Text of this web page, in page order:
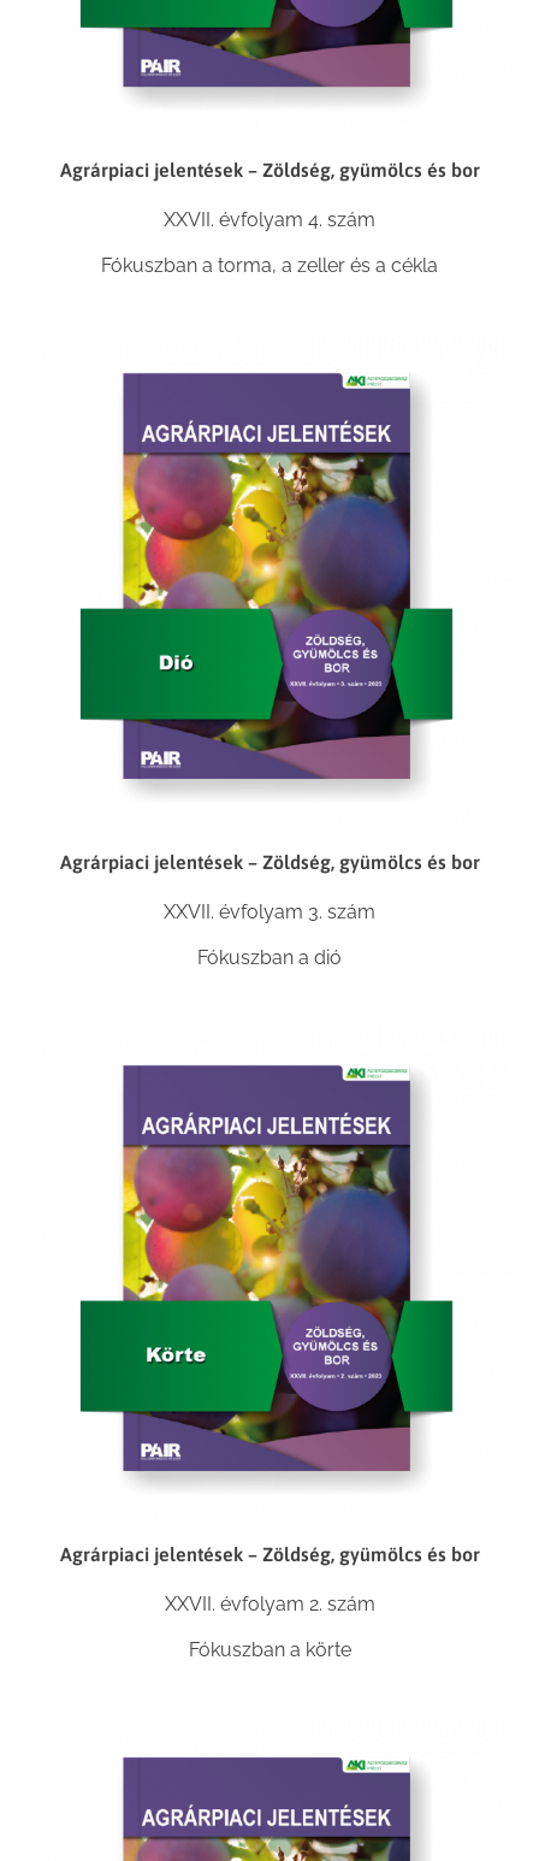
Agrárpiaci jelentések – Zöldség, gyümölcs és bor
XXVII. évfolyam 4. szám
Fókuszban a torma, a zeller és a cékla
Agrárpiaci jelentések – Zöldség, gyümölcs és bor
XXVII. évfolyam 3. szám
Fókuszban a dió
Agrárpiaci jelentések – Zöldség, gyümölcs és bor
XXVII. évfolyam 2. szám
Fókuszban a körte